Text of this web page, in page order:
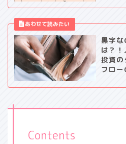
黒字な
は？
投資の
フロ
Contents